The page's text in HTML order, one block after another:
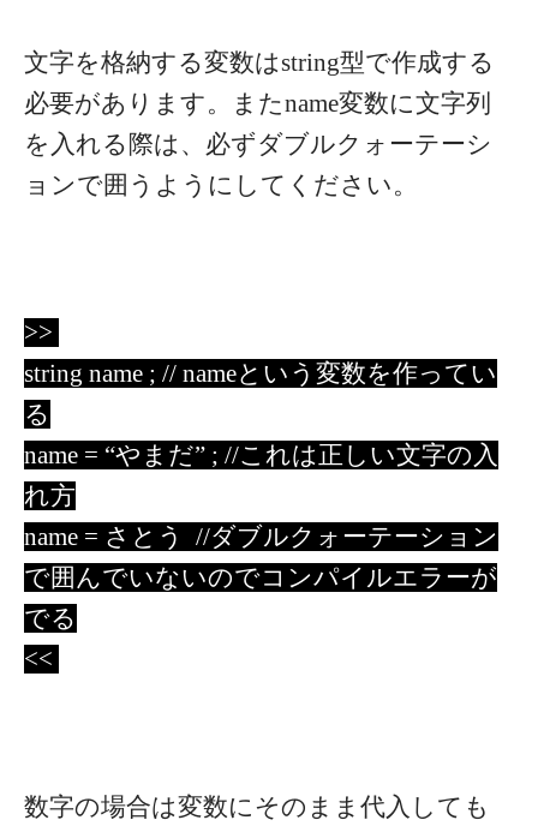
文字を格納する変数はstring型で作成する
必要があります。またname変数に文字列
を入れる際は、必ずダブルクォーテーシ
ョンで囲うようにしてください。
>>
string name ; // nameという変数を作ってい
る
name = “やまだ” ; //これは正しい文字の入
れ方
name = さとう //ダブルクォーテーション
で囲んでいないのでコンパイルエラーが
でる
<<
数字の場合は変数にそのまま代入しても